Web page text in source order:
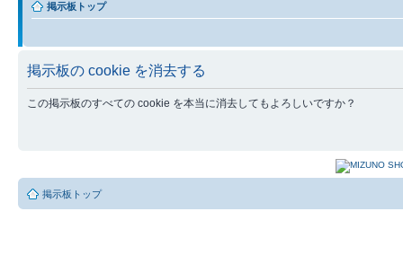
掲示板トップ
掲示板の cookie を消去する
この掲示板のすべての cookie を本当に消去してもよろしいですか？
掲示板トップ